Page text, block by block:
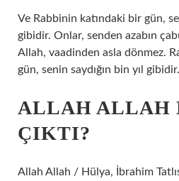
Ve Rabbinin katındaki bir gün,
gibidir. Onlar, senden azabın
Allah, vaadinden asla dönmez.
gün, senin saydığın bin yıl gibidir.
ALLAH ALLAH
ÇIKTI?
Allah Allah / Hülya, İbrahim